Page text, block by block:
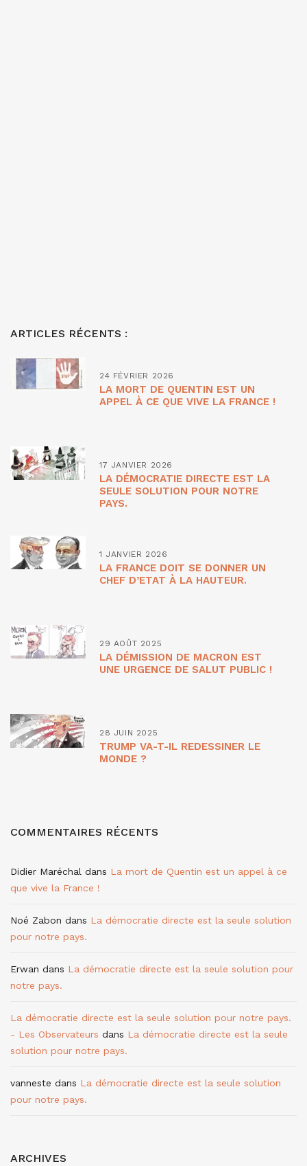
ARTICLES RÉCENTS :
24 FÉVRIER 2026
LA MORT DE QUENTIN EST UN
APPEL À CE QUE VIVE LA FRANCE !
17 JANVIER 2026
LA DÉMOCRATIE DIRECTE EST LA
SEULE SOLUTION POUR NOTRE
PAYS.
1 JANVIER 2026
LA FRANCE DOIT SE DONNER UN
CHEF D’ETAT À LA HAUTEUR.
29 AOÛT 2025
LA DÉMISSION DE MACRON EST
UNE URGENCE DE SALUT PUBLIC !
28 JUIN 2025
TRUMP VA-T-IL REDESSINER LE
MONDE ?
COMMENTAIRES RÉCENTS
Didier Maréchal dans La mort de Quentin est un appel à ce
que vive la France !
Noé Zabon dans La démocratie directe est la seule solution
pour notre pays.
Erwan dans La démocratie directe est la seule solution pour
notre pays.
La démocratie directe est la seule solution pour notre pays.
- Les Observateurs dans La démocratie directe est la seule
solution pour notre pays.
vanneste dans La démocratie directe est la seule solution
pour notre pays.
ARCHIVES